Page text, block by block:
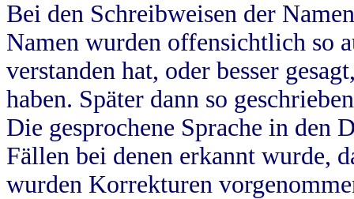
Bei den Schreibweisen der
Namen wurden offensichtlich so
verstanden hat, oder besser
haben. Später dann so
Die gesprochene Sprache in
Fällen bei denen erkannt wurde,
wurden Korrekturen